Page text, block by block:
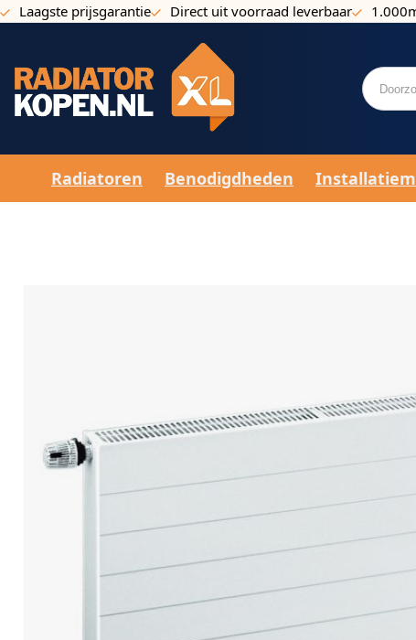
Ga naar de inhoud
Laagste prijsgarantie Direct uit voorraad leverbaar
Radiatoren Benodigdheden